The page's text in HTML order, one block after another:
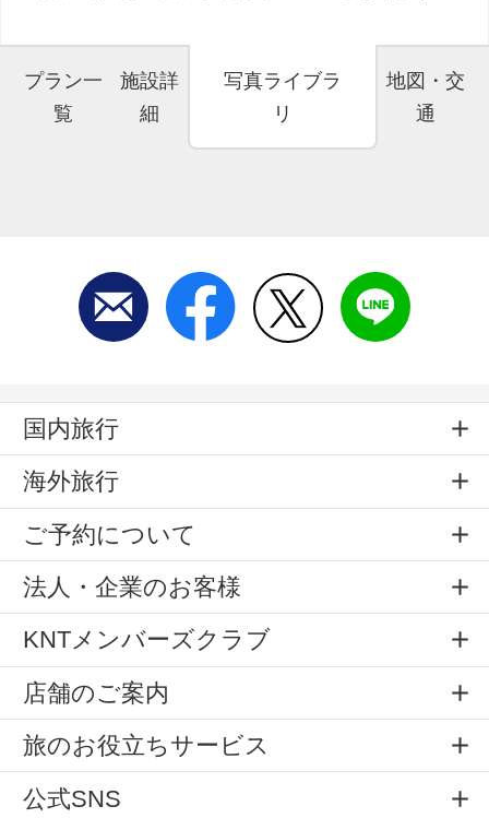
プラン一
覧
施設詳
細
写真ライブラ
リ
地図・交
通
国内旅行
海外旅行
ご予約について
法人・企業のお客様
KNTメンバーズクラブ
店舗のご案内
旅のお役立ちサービス
公式SNS